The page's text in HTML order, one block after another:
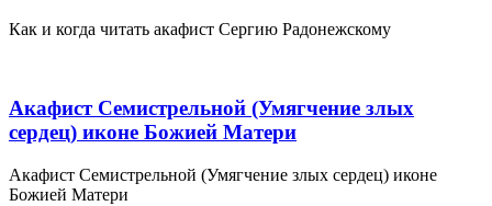
Как и когда читать акафист Сергию Радонежскому
Акафист Семистрельной (Умягчение злых
сердец) иконе Божией Матери
Акафист Семистрельной (Умягчение злых сердец) иконе
Божией Матери